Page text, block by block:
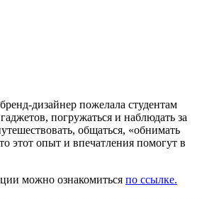
дизайнер пожелала студентам
погружаться и наблюдать за
общаться, «обнимать
этот опыт и впечатления помогут в
можно ознакомиться по ссылке.